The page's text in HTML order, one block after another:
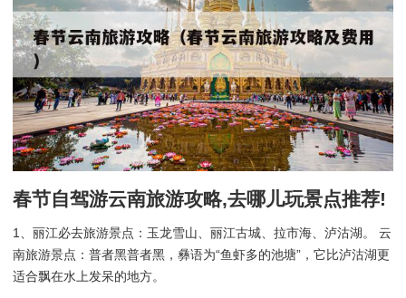
春节自驾游云南旅游攻略,去哪儿玩景点推荐!
1、丽江必去旅游景点：玉龙雪山、丽江古城、拉市海、泸沽湖。 云
南旅游景点：普者黑普者黑，彝语为“鱼虾多的池塘”，它比泸沽湖更
适合飘在水上发呆的地方。